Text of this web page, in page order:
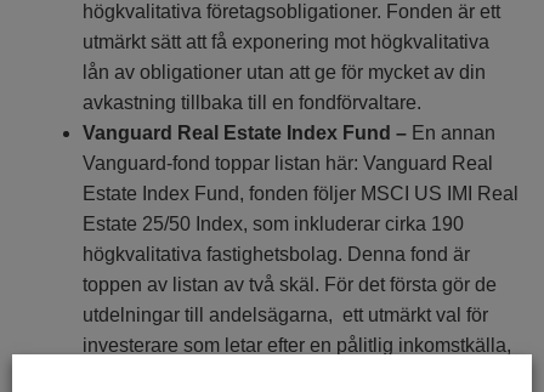
högkvalitativa företagsobligationer. Fonden är ett
utmärkt sätt att få exponering mot högkvalitativa
lån av obligationer utan att ge för mycket av din
avkastning tillbaka till en fondförvaltare.
Vanguard Real Estate Index Fund – En annan
Vanguard-fond toppar listan här: Vanguard Real
Estate Index Fund, fonden följer MSCI US IMI Real
Estate 25/50 Index, som inkluderar cirka 190
högkvalitativa fastighetsbolag. Denna fond är
toppen av listan av två skäl. För det första gör de
utdelningar till andelsägarna, ett utmärkt val för
investerare som letar efter en pålitlig inkomstkälla,